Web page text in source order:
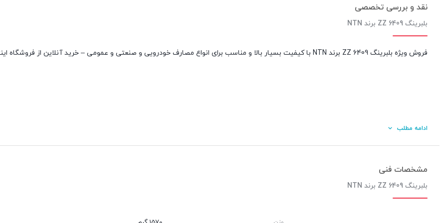
نقد و بررسی تخصصی
بلبرینگ 6409 ZZ برند NTN
فروش ویژه بلبرینگ 6409 ZZ برند NTN با کیفیت بسیار بالا و مناسب برای انواع مصارف خودرویی و صنعتی و عمومی – خرید آنلاین از فروشگاه اینترنتی آیین آذرخش
ادامه مطلب
مشخصات فنی
بلبرینگ 6409 ZZ برند NTN